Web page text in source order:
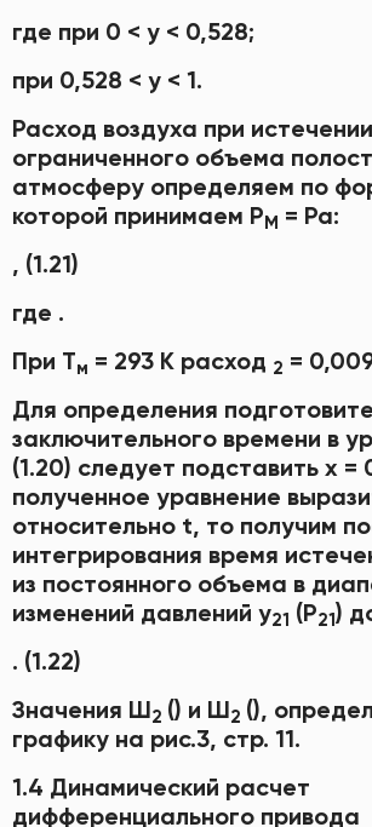
где при 0 < у < 0,528;
при 0,528 < у < 1.
Расход воздуха при
ограниченного объема
атмосферу определяем по
которой принимаем РМ = Ра:
, (1.21)
где .
При Тм = 293 К расход 2 =
Для определения
заключительного времени в
(1.20) следует подставить х =
полученное уравнение
относительно t, то получим
интегрирования время
из постоянного объема в
изменений давлений у21 (Р21)
. (1.22)
Значения Ш2 () и Ш2 (),
графику на рис.3, стр. 11.
1.4 Динамический расчет
дифференциального привода